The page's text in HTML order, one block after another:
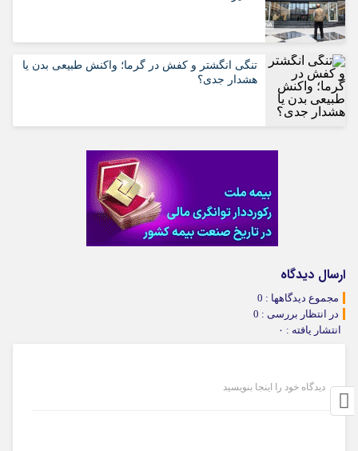
تنگی انگشتر و کفش در گرما؛ واکنش طبیعی بدن یا
هشدار جدی؟
ارسال دیدگاه
مجموع دیدگاهها : 0
در انتظار بررسی : 0
انتشار یافته : ۰
دیدگاه خود را اینجا بنویسید